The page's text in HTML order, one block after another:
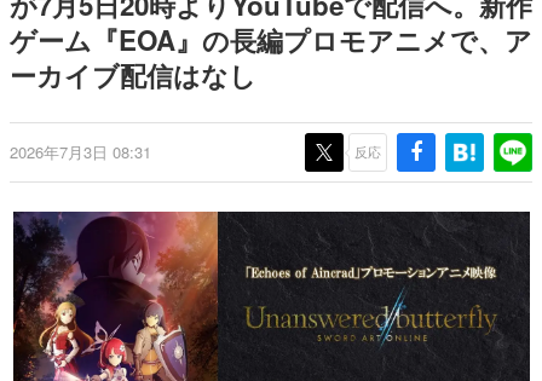
赫本
この物語を解いてはいけない。『赫本』は、〈試験問題〉
の形をした短編ホラー小説集です。
これからのデジタルゲーム市場を担う若きクリエイター達
の姿を追い、彼らのルーツと情熱を探っていきます。
ゲームに多大な影響を受けた作家さんに取材し、ゲームが
日本のコンテンツ産業やカルチャーに与えた影響を探る企
画です。
日本モバイルゲーム産業史
日本のモバイルゲーム史における主要なトピック・タイト
ルを網羅するほか、開発者へのインタビューや識者による
解説を掲載。約20年の歴史が一望できる決定版！
ゲーム『EOA』の長編プロモアニメで、ア
ーカイブ配信はなし
2026年7月3日 08:31 反応